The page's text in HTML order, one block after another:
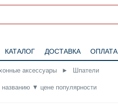
КАТАЛОГ ДОСТАВКА ОПЛАТА
аксессуары ► Шпатели
названию ▼ цене популярности